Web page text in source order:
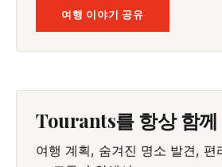
여행 이야기 공유
Tourants를 항상 함께
여행 계획, 숨겨진 명소 발견, 편